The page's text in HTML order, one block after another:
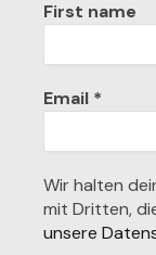
First name
Email *
Wir halten
mit Dritten,
unsere